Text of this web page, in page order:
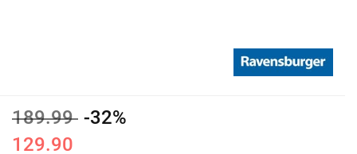
189.99 -32%
129.90